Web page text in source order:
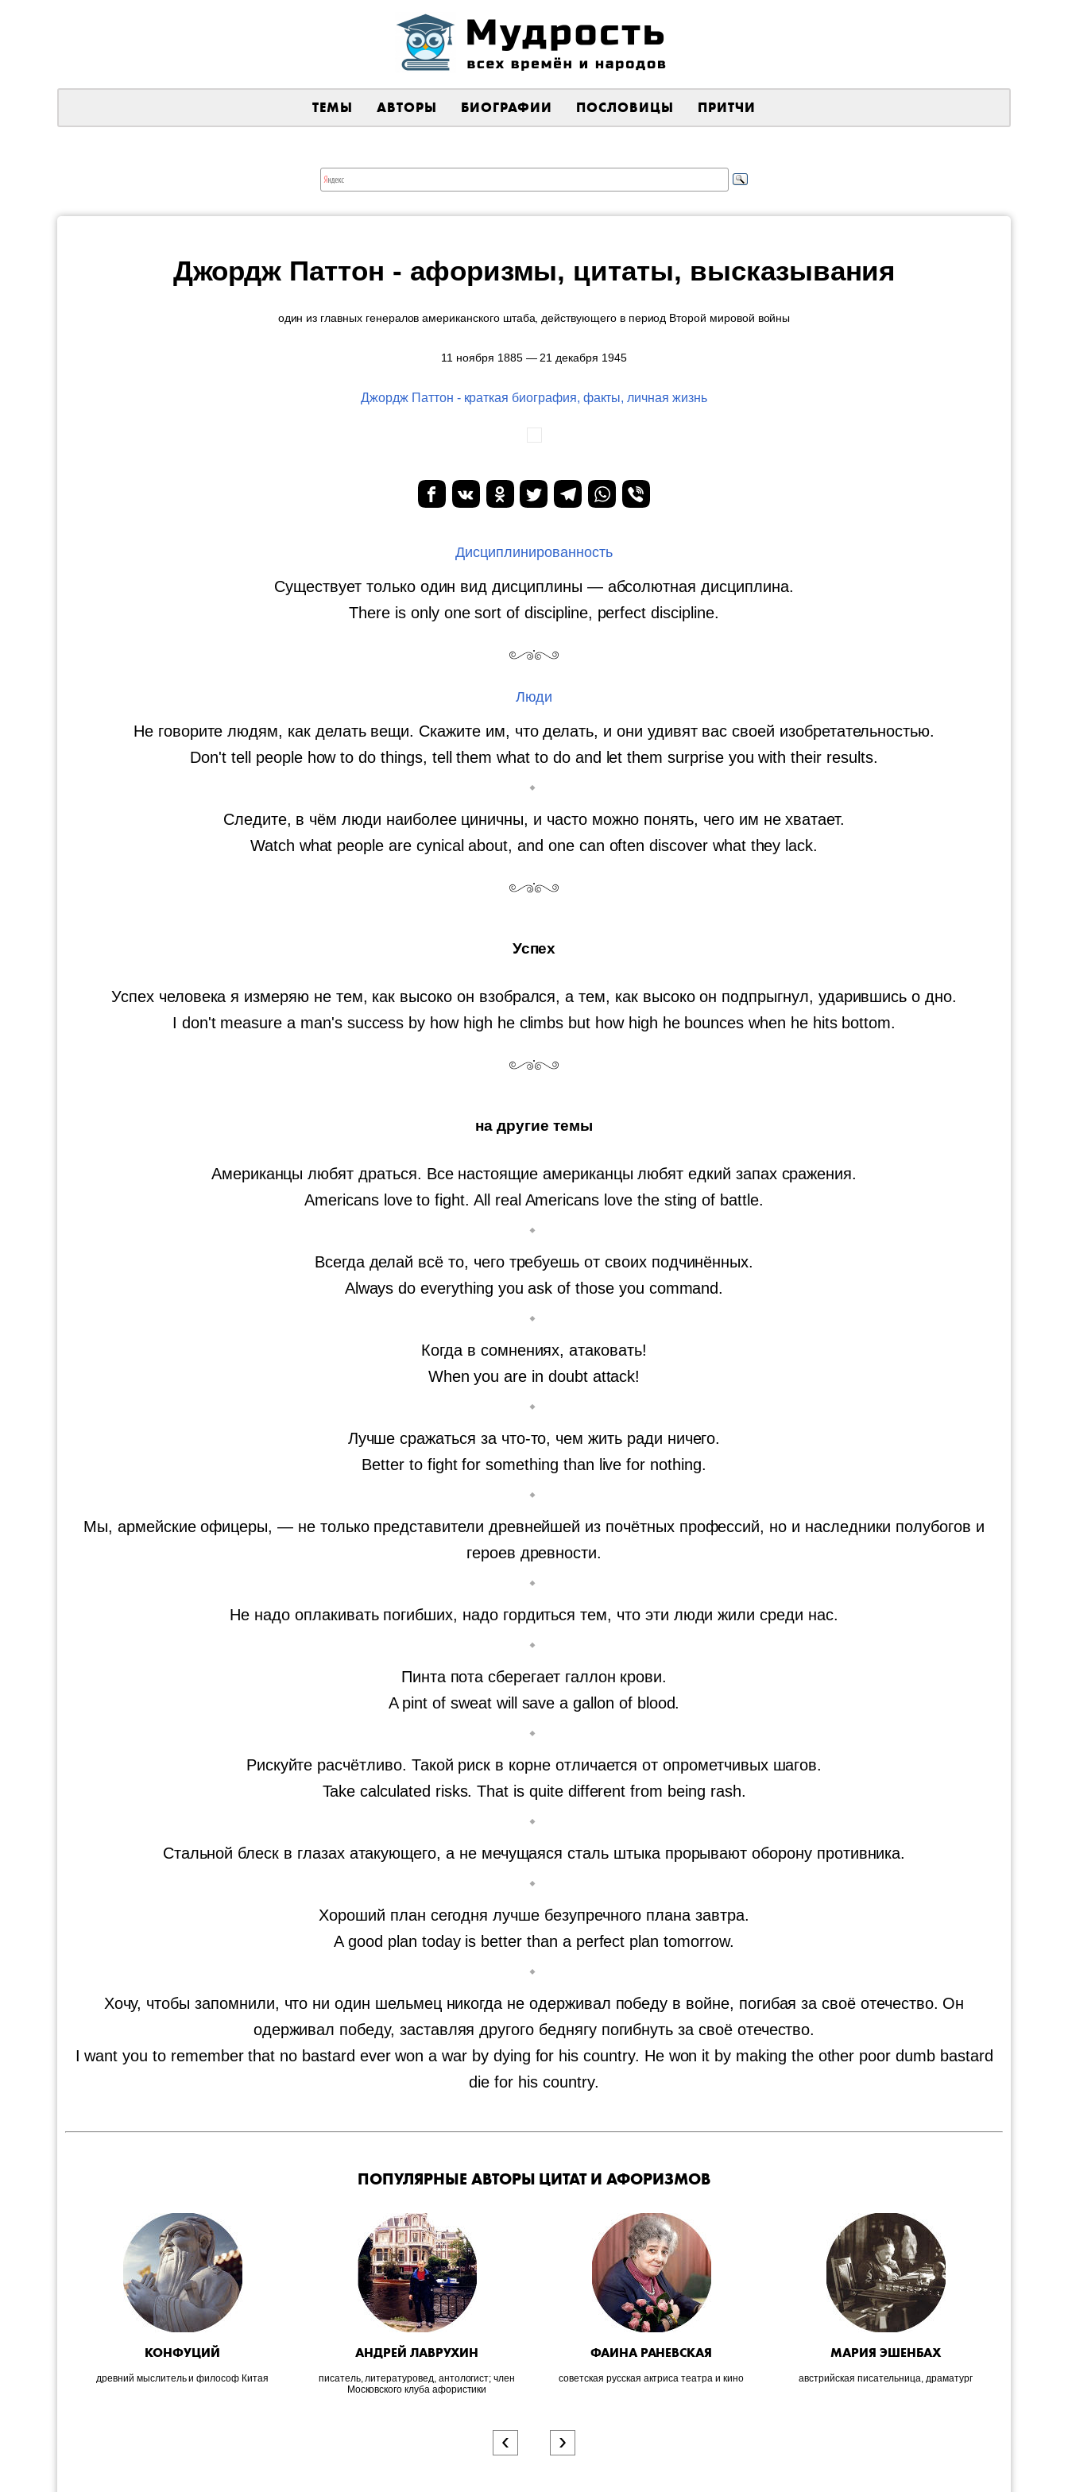
ТЕМЫ АВТОРЫ БИОГРАФИИ ПОСЛОВИЦЫ ПРИТЧИ
Джордж Паттон - афоризмы, цитаты, высказывания
один из главных генералов американского штаба, действующего в период Второй мировой войны
11 ноября 1885 — 21 декабря 1945
Джордж Паттон - краткая биография, факты, личная жизнь
Дисциплинированность
Существует только один вид дисциплины — абсолютная дисциплина.
There is only one sort of discipline, perfect discipline.
Люди
Не говорите людям, как делать вещи. Скажите им, что делать, и они удивят вас своей изобретательностью.
Don't tell people how to do things, tell them what to do and let them surprise you with their results.
Следите, в чём люди наиболее циничны, и часто можно понять, чего им не хватает.
Watch what people are cynical about, and one can often discover what they lack.
Успех
Успех человека я измеряю не тем, как высоко он взобрался, а тем, как высоко он подпрыгнул, ударившись о дно.
I don't measure a man's success by how high he climbs but how high he bounces when he hits bottom.
на другие темы
Американцы любят драться. Все настоящие американцы любят едкий запах сражения.
Americans love to fight. All real Americans love the sting of battle.
Всегда делай всё то, чего требуешь от своих подчинённых.
Always do everything you ask of those you command.
Когда в сомнениях, атаковать!
When you are in doubt attack!
Лучше сражаться за что-то, чем жить ради ничего.
Better to fight for something than live for nothing.
Мы, армейские офицеры, — не только представители древнейшей из почётных профессий, но и наследники полубогов и
героев древности.
Не надо оплакивать погибших, надо гордиться тем, что эти люди жили среди нас.
Пинта пота сберегает галлон крови.
A pint of sweat will save a gallon of blood.
Рискуйте расчётливо. Такой риск в корне отличается от опрометчивых шагов.
Take calculated risks. That is quite different from being rash.
Стальной блеск в глазах атакующего, а не мечущаяся сталь штыка прорывают оборону противника.
Хороший план сегодня лучше безупречного плана завтра.
A good plan today is better than a perfect plan tomorrow.
Хочу, чтобы запомнили, что ни один шельмец никогда не одерживал победу в войне, погибая за своё отечество. Он
одерживал победу, заставляя другого беднягу погибнуть за своё отечество.
I want you to remember that no bastard ever won a war by dying for his country. He won it by making the other poor dumb bastard
die for his country.
ПОПУЛЯРНЫЕ АВТОРЫ ЦИТАТ И АФОРИЗМОВ
КОНФУЦИЙ
древний мыслитель и философ Китая
АНДРЕЙ ЛАВРУХИН
писатель, литературовед, антологист; член
Московского клуба афористики
ФАИНА РАНЕВСКАЯ
советская русская актриса театра и кино
МАРИЯ ЭШЕНБАХ
австрийская писательница, драматург
‹ ›